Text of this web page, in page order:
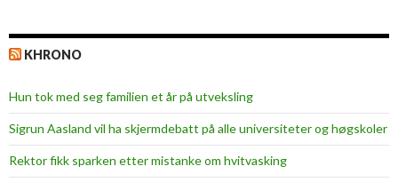
KHRONO
Hun tok med seg familien et år på utveksling
Sigrun Aasland vil ha skjerm­debatt på alle universiteter og høgskoler
Rektor fikk sparken etter mistanke om hvitvasking